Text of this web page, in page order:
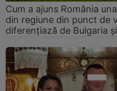
Cum a ajuns România
din regiune din punct de
diferențiază de Bulgaria